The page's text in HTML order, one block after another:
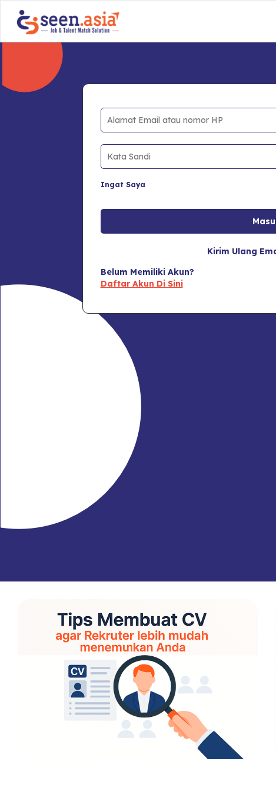
Ingat Saya
Kirim Ulang
Belum Memiliki Akun?
Daftar Akun Di Sini